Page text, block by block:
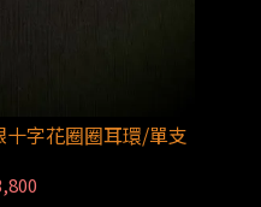
字花圈圈耳環/單支